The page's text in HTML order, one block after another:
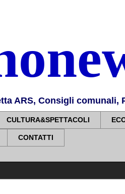
ARS, Consigli
CULTURA&SPETTACOLI
CONTATTI